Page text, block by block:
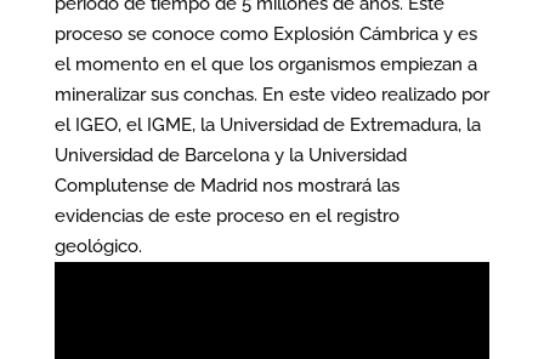
proceso se conoce como Explosión Cámbrica y es
el momento en el que los organismos empiezan a
mineralizar sus conchas. En este video realizado por
el IGEO, el IGME, la Universidad de Extremadura, la
Universidad de Barcelona y la Universidad
Complutense de Madrid nos mostrará las
evidencias de este proceso en el registro
geológico.